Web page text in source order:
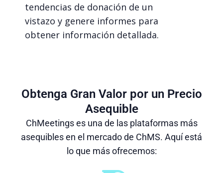
tendencias de donación de un
vistazo y genere informes para
obtener información detallada.
Obtenga Gran Valor por un Precio
Asequible
ChMeetings es una de las plataformas más
asequibles en el mercado de ChMS. Aquí está
lo que más ofrecemos: